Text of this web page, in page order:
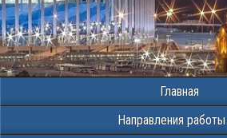
Главная
Направления работы